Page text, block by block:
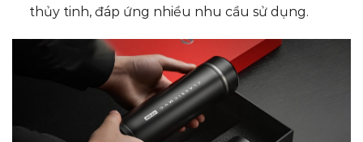
thủy tinh, đáp ứng nhiều nhu cầu sử dụng.